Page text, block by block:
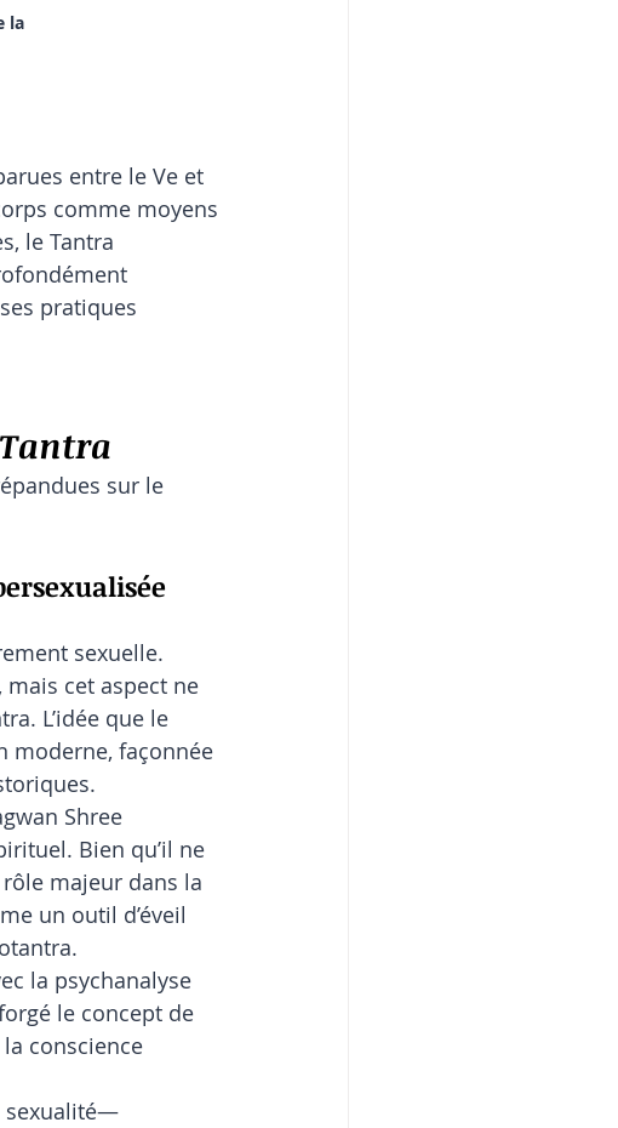
la
entre le Ve et
comme moyens
le Tantra
pratiques
sur le
sexuelle.
cet aspect ne
L’idée que le
moderne, façonnée
Shree
Bien qu’il ne
majeur dans la
un outil d’éveil
la psychanalyse
le concept de
conscience
sexualité—